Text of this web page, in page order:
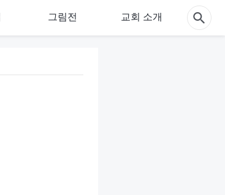
그림전 교회 소개